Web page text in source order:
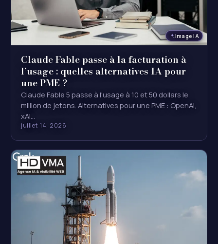
Image IA
Claude Fable passe à la facturation à
l’usage : quelles alternatives IA pour
une PME ?
Claude Fable 5 passe à l'usage à 10 et 50 dollars le
million de jetons. Alternatives pour une PME : OpenAI,
xAI…
juillet 14, 2026